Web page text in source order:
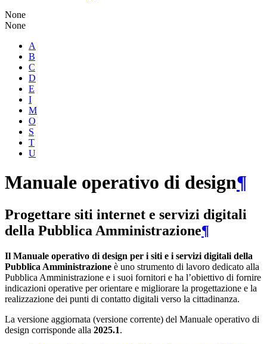
None
None
A
B
C
D
E
I
M
O
S
T
U
Manuale operativo di design¶
Progettare siti internet e servizi digitali
della Pubblica Amministrazione¶
Il Manuale operativo di design per i siti e i servizi digitali della
Pubblica Amministrazione è uno strumento di lavoro dedicato alla
Pubblica Amministrazione e i suoi fornitori e ha l’obiettivo di fornire
indicazioni operative per orientare e migliorare la progettazione e la
realizzazione dei punti di contatto digitali verso la cittadinanza.
La versione aggiornata (versione corrente) del Manuale operativo di
design corrisponde alla 2025.1.